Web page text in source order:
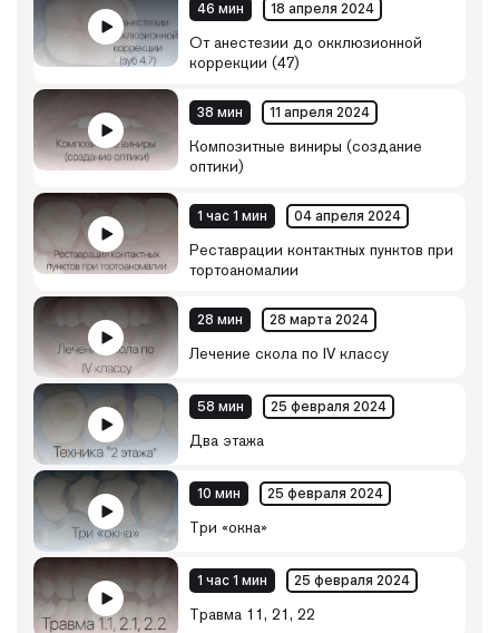
46 мин 18 апреля 2024
От анестезии до окклюзионной
коррекции (47)
38 мин 11 апреля 2024
Композитные виниры (создание
оптики)
1 час 1 мин 04 апреля 2024
Реставрации контактных пунктов при
тортоаномалии
28 мин 28 марта 2024
Лечение скола по IV классу
58 мин 25 февраля 2024
Два этажа
10 мин 25 февраля 2024
Три «окна»
1 час 1 мин 25 февраля 2024
Травма 11, 21, 22